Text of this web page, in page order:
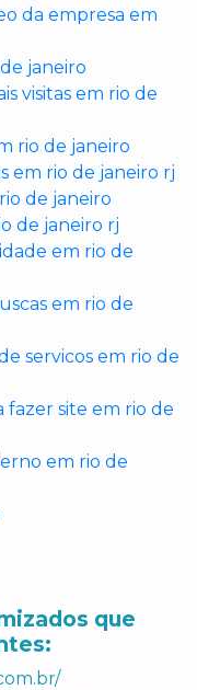
da empresa em
janeiro
visitas em rio de
rio de janeiro
em rio de janeiro rj
de janeiro
de janeiro rj
em rio de
em rio de
servicos em rio de
fazer site em rio de
em rio de
que